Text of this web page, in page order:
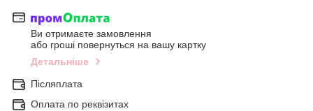
Ви отримаєте замовлення
або гроші повернуться на вашу картку
Детальніше
Післяплата
Оплата по реквізитах